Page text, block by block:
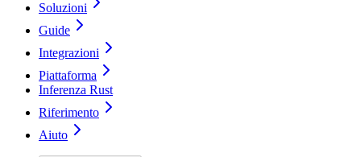
Soluzioni
Guide
Integrazioni
Piattaforma
Inferenza Rust
Riferimento
Aiuto